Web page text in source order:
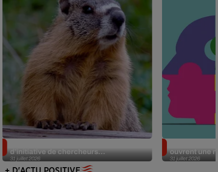
31 juillet 2026
d’initiative de chercheurs...
31 juillet 2026
ouvrent une